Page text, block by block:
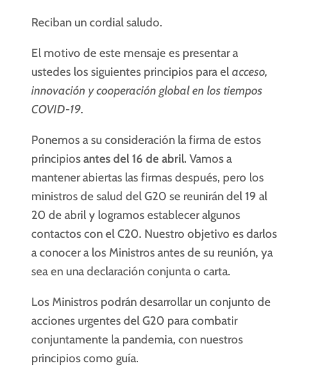
Reciban un cordial saludo.
El motivo de este mensaje es presentar a
ustedes los siguientes principios para el acceso,
innovación y cooperación global en los tiempos
COVID-19.
Ponemos a su consideración la firma de estos
principios antes del 16 de abril. Vamos a
mantener abiertas las firmas después, pero los
ministros de salud del G20 se reunirán del 19 al
20 de abril y logramos establecer algunos
contactos con el C20. Nuestro objetivo es darlos
a conocer a los Ministros antes de su reunión, ya
sea en una declaración conjunta o carta.
Los Ministros podrán desarrollar un conjunto de
acciones urgentes del G20 para combatir
conjuntamente la pandemia, con nuestros
principios como guía.